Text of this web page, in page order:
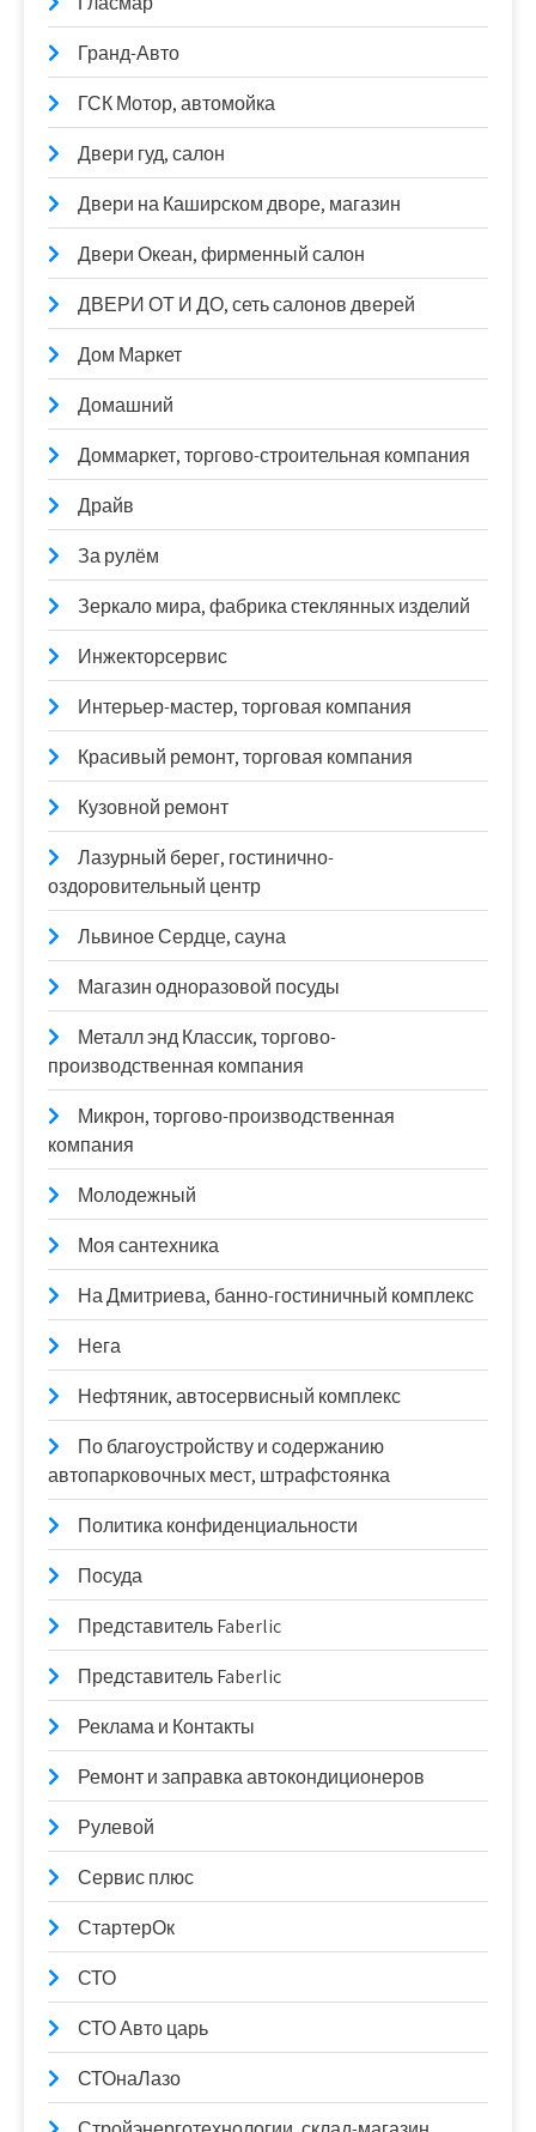
Гранд-Авто
ГСК Мотор, автомойка
Двери гуд, салон
Двери на Каширском дворе, магазин
Двери Океан, фирменный салон
ДВЕРИ ОТ И ДО, сеть салонов дверей
Дом Маркет
Домашний
Доммаркет, торгово-строительная компания
Драйв
За рулём
Зеркало мира, фабрика стеклянных изделий
Инжекторсервис
Интерьер-мастер, торговая компания
Красивый ремонт, торговая компания
Кузовной ремонт
Лазурный берег, гостинично-
оздоровительный центр
Львиное Сердце, сауна
Магазин одноразовой посуды
Металл энд Классик, торгово-
производственная компания
Микрон, торгово-производственная
компания
Молодежный
Моя сантехника
На Дмитриева, банно-гостиничный комплекс
Нега
Нефтяник, автосервисный комплекс
По благоустройству и содержанию
автопарковочных мест, штрафстоянка
Политика конфиденциальности
Посуда
Представитель Faberlic
Представитель Faberlic
Реклама и Контакты
Ремонт и заправка автокондиционеров
Рулевой
Сервис плюс
СтартерОк
СТО
СТО Авто царь
СТОнаЛазо